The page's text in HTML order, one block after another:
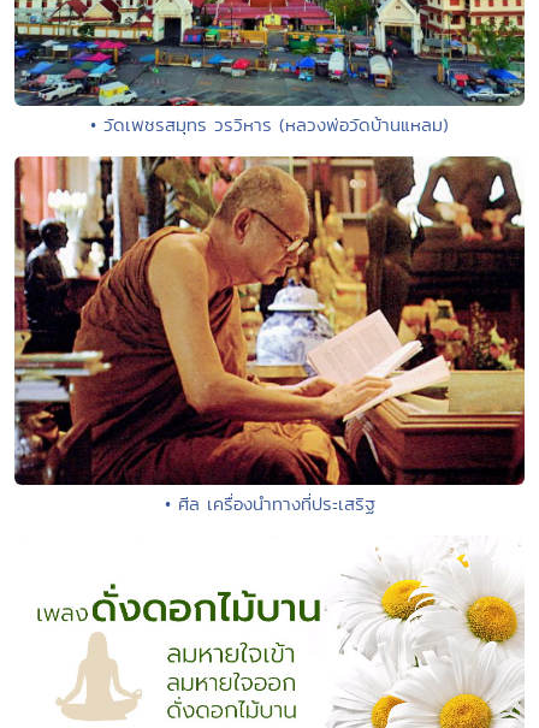
• วัดเพชรสมุทร วรวิหาร (หลวงพ่อวัดบ้านแหลม)
• ศีล เครื่องนำทางที่ประเสริฐ